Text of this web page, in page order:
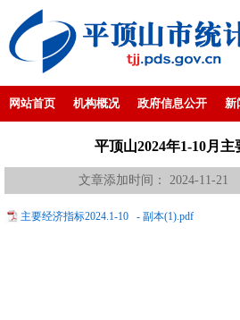
网站首页 机构概况 政府信息公开 新
平顶山2024年1-10月
文章添加时间： 2024-11-21
主要经济指标2024.1-10 - 副本(1).pdf